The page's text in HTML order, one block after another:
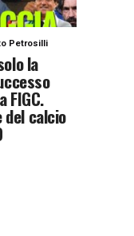
Petrosilli
la
FIGC.
del calcio